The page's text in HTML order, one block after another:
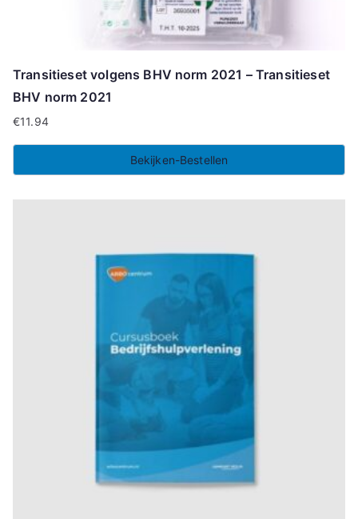
Transitieset volgens BHV norm 2021 – Transitieset
BHV norm 2021
€11.94
Bekijken-Bestellen